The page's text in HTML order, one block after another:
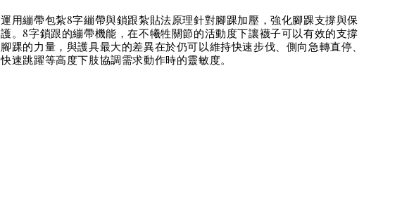
運用繃帶包紮8字繃帶與鎖跟紮貼法原理針對腳踝加壓，強化腳踝支撐與保
護。8字鎖跟的繃帶機能，在不犧牲關節的活動度下讓襪子可以有效的支撐
腳踝的力量，與護具最大的差異在於仍可以維持快速步伐、側向急轉直停、
快速跳躍等高度下肢協調需求動作時的靈敏度。